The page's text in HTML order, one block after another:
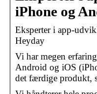
iPhone og
Eksperter i app-
Heyday
Vi har megen
Android og iOS
det færdige produkt,